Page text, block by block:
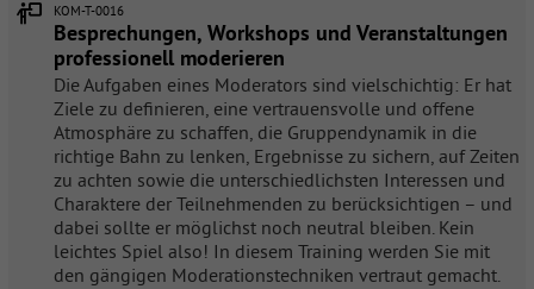
KOM-T-0016
Besprechungen, Workshops und Veranstaltungen
professionell moderieren
Die Aufgaben eines Moderators sind vielschichtig: Er hat
Ziele zu definieren, eine vertrauensvolle und offene
Atmosphäre zu schaffen, die Gruppendynamik in die
richtige Bahn zu lenken, Ergebnisse zu sichern, auf Zeiten
zu achten sowie die unterschiedlichsten Interessen und
Charaktere der Teilnehmenden zu berücksichtigen – und
dabei sollte er möglichst noch neutral bleiben. Kein
leichtes Spiel also! In diesem Training werden Sie mit
den gängigen Moderationstechniken vertraut gemacht.